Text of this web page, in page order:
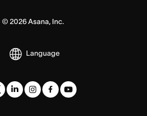
© 2026Asana, Inc.
Language